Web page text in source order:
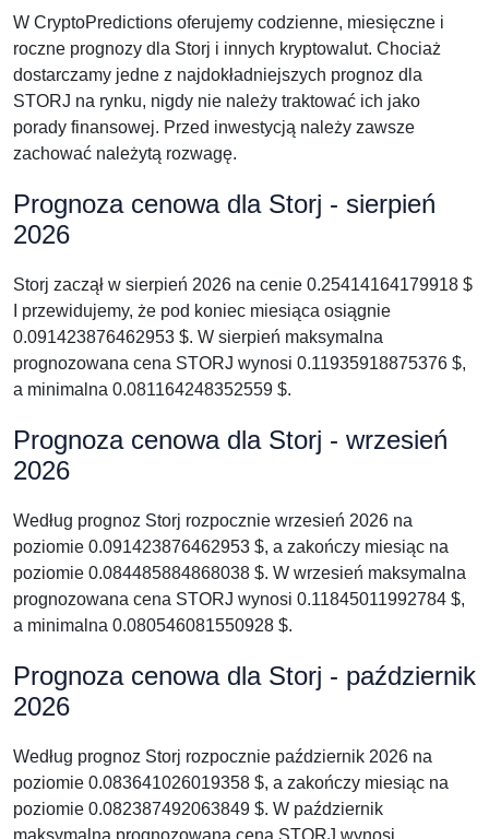
W CryptoPredictions oferujemy codzienne, miesięczne i
roczne prognozy dla Storj i innych kryptowalut. Chociaż
dostarczamy jedne z najdokładniejszych prognoz dla
STORJ na rynku, nigdy nie należy traktować ich jako
porady finansowej. Przed inwestycją należy zawsze
zachować należytą rozwagę.
Prognoza cenowa dla Storj - sierpień
2026
Storj zaczął w sierpień 2026 na cenie 0.25414164179918 $
I przewidujemy, że pod koniec miesiąca osiągnie
0.091423876462953 $. W sierpień maksymalna
prognozowana cena STORJ wynosi 0.11935918875376 $,
a minimalna 0.081164248352559 $.
Prognoza cenowa dla Storj - wrzesień
2026
Według prognoz Storj rozpocznie wrzesień 2026 na
poziomie 0.091423876462953 $, a zakończy miesiąc na
poziomie 0.084485884868038 $. W wrzesień maksymalna
prognozowana cena STORJ wynosi 0.11845011992784 $,
a minimalna 0.080546081550928 $.
Prognoza cenowa dla Storj - październik
2026
Według prognoz Storj rozpocznie październik 2026 na
poziomie 0.083641026019358 $, a zakończy miesiąc na
poziomie 0.082387492063849 $. W październik
maksymalna prognozowana cena STORJ wynosi